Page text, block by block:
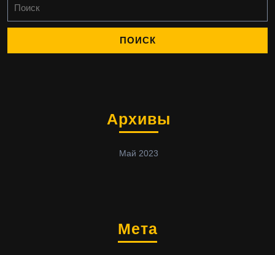
Архивы
Май 2023
Мета